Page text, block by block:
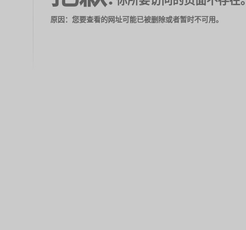
原因：您要查看的网址可能已被删除或者暂时不可用。